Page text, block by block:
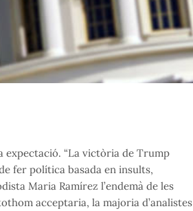
expectació. “La victòria de Trump
fer política basada en insults,
Maria Ramírez l’endemà de les
acceptaria, la majoria d’analistes